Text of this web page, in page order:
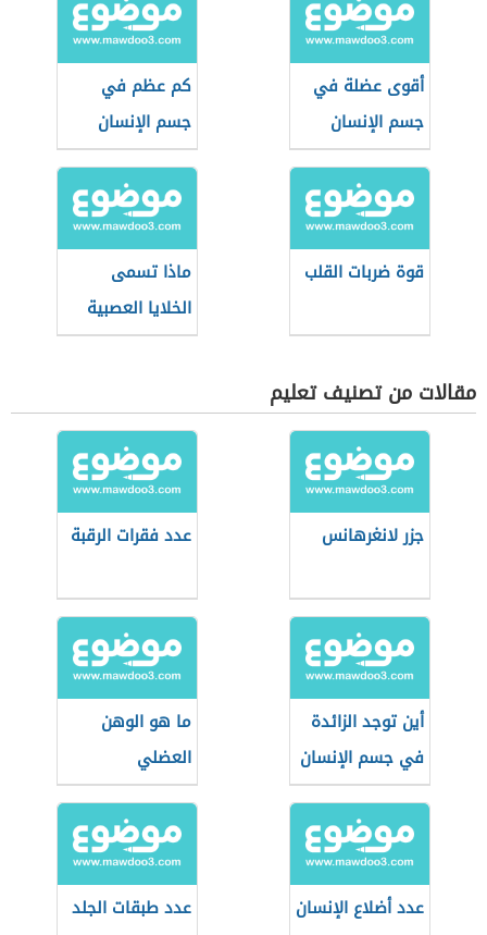
أقوى عضلة في
جسم الإنسان
كم عظم في
جسم الإنسان
قوة ضربات القلب
ماذا تسمى
الخلايا العصبية
التي تستقبل
والعيون
مقالات من تصنيف تعليم
جزر لانغرهانس عدد فقرات الرقبة
أين توجد الزائدة
في جسم الإنسان
ما هو الوهن
العضلي
عدد أضلاع الإنسان عدد طبقات الجلد